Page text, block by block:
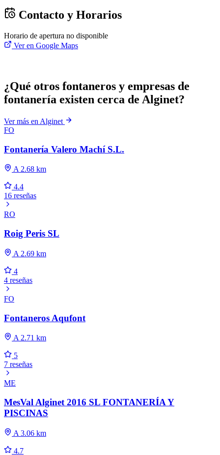
Contacto y Horarios
Horario de apertura no disponible
Ver en Google Maps
¿Qué otros fontaneros y empresas de
fontanería existen cerca de Alginet?
Ver más en Alginet
FO
Fontanería Valero Machí S.L.
A 2.68 km
4.4
16 reseñas
RO
Roig Peris SL
A 2.69 km
4
4 reseñas
FO
Fontaneros Aqufont
A 2.71 km
5
7 reseñas
ME
MesVal Alginet 2016 SL FONTANERÍA Y
PISCINAS
A 3.06 km
4.7